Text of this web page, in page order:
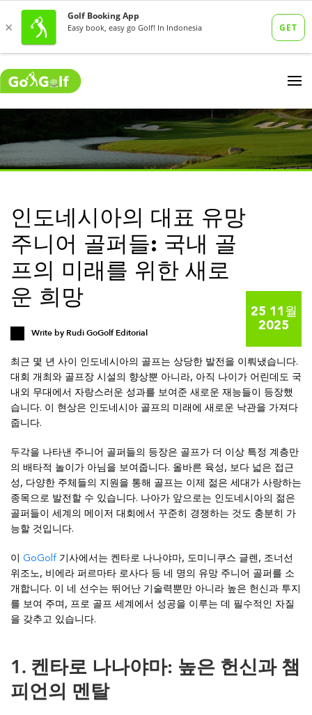
인도네시아의 대표 유망
주니어 골퍼들: 국내 골
프의 미래를 위한 새로
운 희망
25 11월
2025
Write by Rudi GoGolf Editorial
최근 몇 년 사이 인도네시아의 골프는 상당한 발전을 이뤄냈습니다.
대회 개최와 골프장 시설의 향상뿐 아니라, 아직 나이가 어린데도 국
내외 무대에서 자랑스러운 성과를 보여준 새로운 재능들이 등장했
습니다. 이 현상은 인도네시아 골프의 미래에 새로운 낙관을 가져다
줍니다.
두각을 나타낸 주니어 골퍼들의 등장은 골프가 더 이상 특정 계층만
의 배타적 놀이가 아님을 보여줍니다. 올바른 육성, 보다 넓은 접근
성, 다양한 주체들의 지원을 통해 골프는 이제 젊은 세대가 사랑하는
종목으로 발전할 수 있습니다. 나아가 앞으로는 인도네시아의 젊은
골퍼들이 세계의 메이저 대회에서 꾸준히 경쟁하는 것도 충분히 가
능할 것입니다.
이 GoGolf 기사에서는 켄타로 나나야마, 도미니쿠스 글렌, 조너선
위조노, 비에라 퍼르마타 로사다 등 네 명의 유망 주니어 골퍼를 소
개합니다. 이 네 선수는 뛰어난 기술력뿐만 아니라 높은 헌신과 투지
를 보여 주며, 프로 골프 세계에서 성공을 이루는 데 필수적인 자질
을 갖추고 있습니다.
1. 켄타로 나나야마: 높은 헌신과 챔
피언의 멘탈